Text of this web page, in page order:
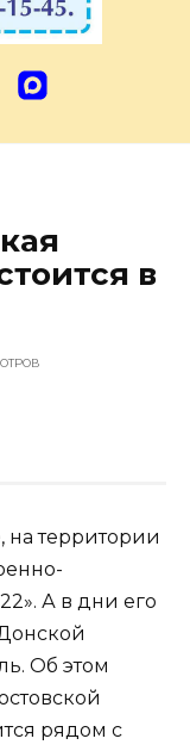
в
на территории
А в дни его
Донской
Об этом
рядом с